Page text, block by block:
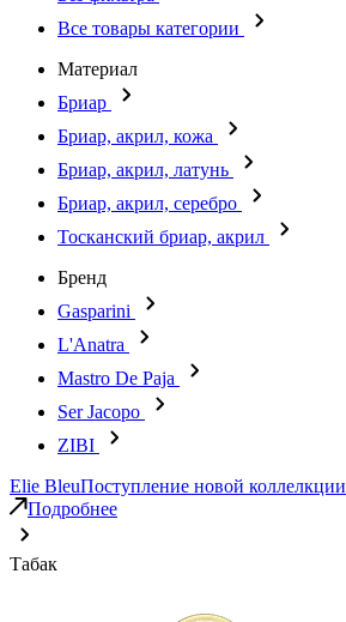
Все товары категории
Материал
Бриар
Бриар, акрил, кожа
Бриар, акрил, латунь
Бриар, акрил, серебро
Тосканский бриар, акрил
Бренд
Gasparini
L'Anatra
Mastro De Paja
Ser Jacopo
ZIBI
Elie BleuПоступление новой коллелкции
Подробнее
Табак